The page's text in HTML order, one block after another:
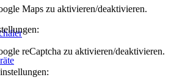
Maps zu aktivieren/deaktivieren.
reCaptcha zu aktivieren/deaktivieren.